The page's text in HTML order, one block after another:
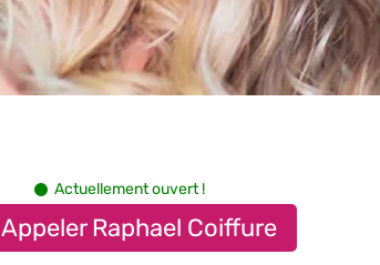
Actuellement ouvert !
Appeler Raphael Coiffure